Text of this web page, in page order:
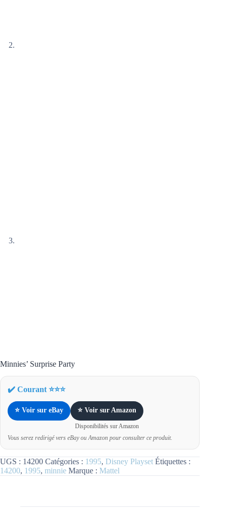
Minnies’ Surprise Party
✔️ Courant ⭐⭐⭐
⭐ Voir sur eBay ⭐ Voir sur Amazon
Disponibilités sur Amazon
Vous serez redirigé vers eBay ou Amazon pour consulter ce produit.
UGS : 14200 Catégories : 1995, Disney Playset Étiquettes :
14200, 1995, minnie Marque : Mattel